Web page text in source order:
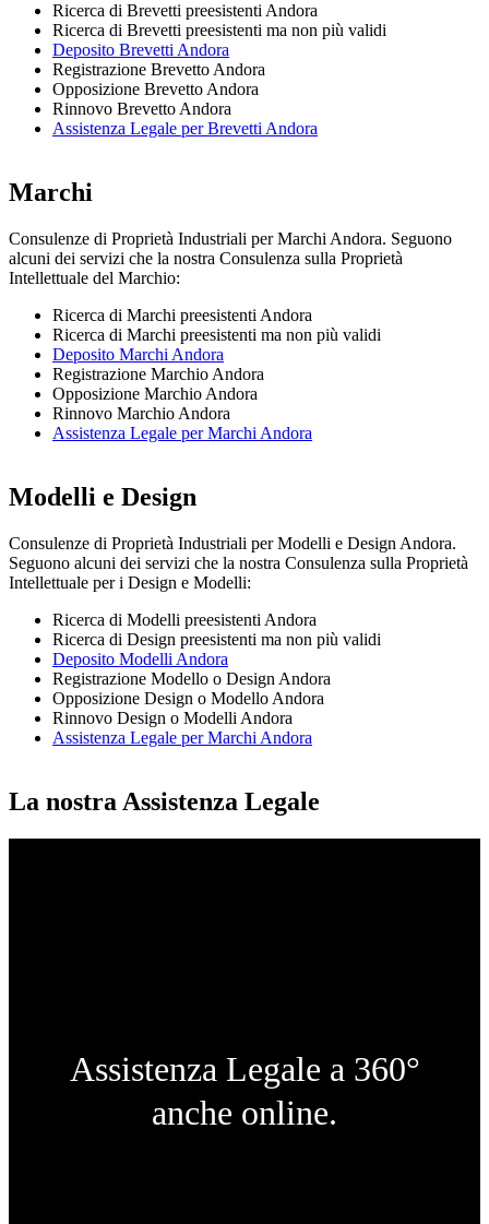
Ricerca di Brevetti preesistenti Andora
Ricerca di Brevetti preesistenti ma non più validi
Deposito Brevetti Andora
Registrazione Brevetto Andora
Opposizione Brevetto Andora
Rinnovo Brevetto Andora
Assistenza Legale per Brevetti Andora
Marchi
Consulenze di Proprietà Industriali per Marchi Andora. Seguono
alcuni dei servizi che la nostra Consulenza sulla Proprietà
Intellettuale del Marchio:
Ricerca di Marchi preesistenti Andora
Ricerca di Marchi preesistenti ma non più validi
Deposito Marchi Andora
Registrazione Marchio Andora
Opposizione Marchio Andora
Rinnovo Marchio Andora
Assistenza Legale per Marchi Andora
Modelli e Design
Consulenze di Proprietà Industriali per Modelli e Design Andora.
Seguono alcuni dei servizi che la nostra Consulenza sulla Proprietà
Intellettuale per i Design e Modelli:
Ricerca di Modelli preesistenti Andora
Ricerca di Design preesistenti ma non più validi
Deposito Modelli Andora
Registrazione Modello o Design Andora
Opposizione Design o Modello Andora
Rinnovo Design o Modelli Andora
Assistenza Legale per Marchi Andora
La nostra Assistenza Legale
Assistenza Legale a 360°
anche online.